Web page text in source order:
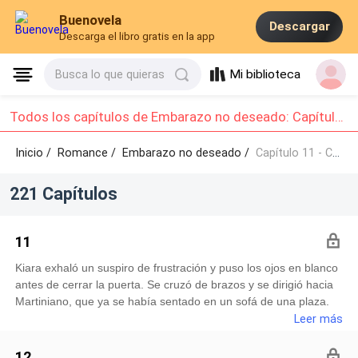
Buenovela
Descarga el libro gratis en la app
Descargar
Busca lo que quieras Mi biblioteca
Todos los capítulos de Embarazo no deseado: Capítulo 11 - Capítulo 20
Inicio / Romance/Embarazo no deseado / Capítulo 11 - Capítulo 20
221 Capítulos
11
Kiara exhaló un suspiro de frustración y puso los ojos en blanco
antes de cerrar la puerta. Se cruzó de brazos y se dirigió hacia
Martiniano, que ya se había sentado en un sofá de una plaza.
intensidad de su mirada ni por la expresión adusta de su boca.
Leer más